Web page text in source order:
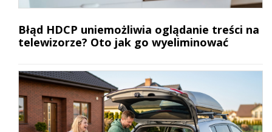
Błąd HDCP uniemożliwia oglądanie treści na
telewizorze? Oto jak go wyeliminować